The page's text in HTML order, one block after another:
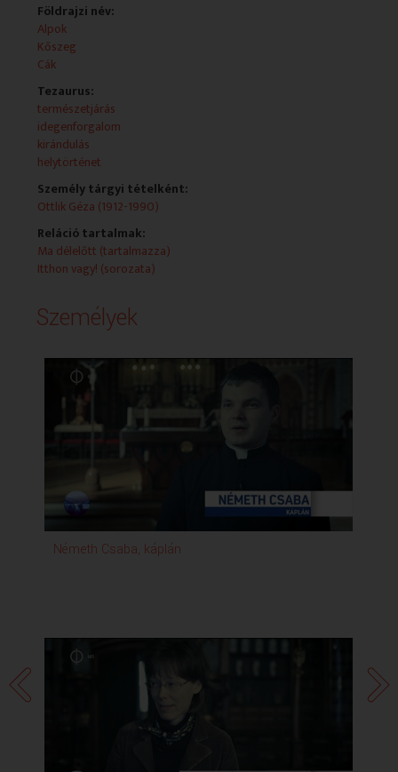
Földrajzi név:
Alpok
Kőszeg
Cák
Tezaurus:
természetjárás
idegenforgalom
kirándulás
helytörténet
Személy tárgyi tételként:
Ottlik Géza (1912-1990)
Reláció tartalmak:
Ma délelőtt (tartalmazza)
Itthon vagy! (sorozata)
Személyek
Németh Csaba, káplán